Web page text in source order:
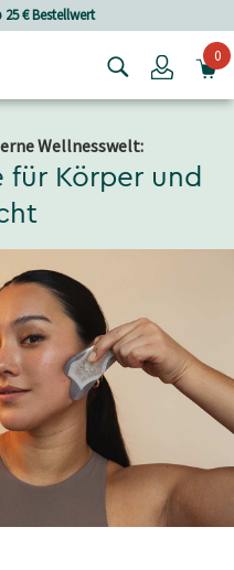
€ Bestellwert
Login0
Wellnesswelt:
für Körper und